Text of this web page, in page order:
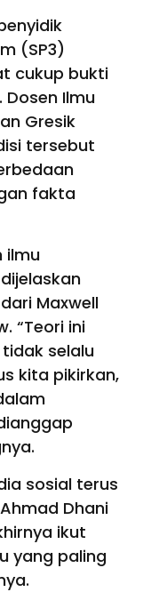
(SP3)
cukup bukti
Ilmu
Gresik
tersebut
fakta
ilmu
Maxwell
“Teori ini
selalu
kita pikirkan,
sosial terus
Dhani
ikut
yang paling